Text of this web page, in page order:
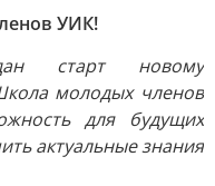
УИК!
старт новому
молодых членов
для будущих
актуальные знания